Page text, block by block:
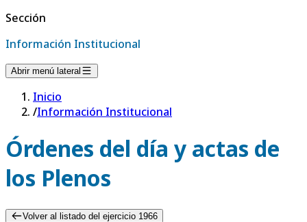
Sección
Información Institucional
Abrir menú lateral
Inicio
/Información Institucional
Órdenes del día y actas de
los Plenos
Volver al listado del ejercicio 1966